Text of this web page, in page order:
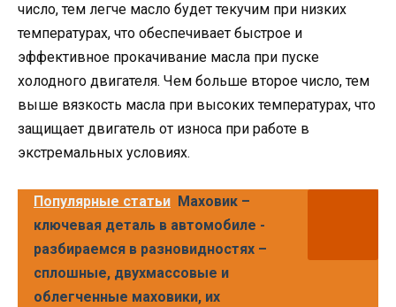
число, тем легче масло будет текучим при низких
температурах, что обеспечивает быстрое и
эффективное прокачивание масла при пуске
холодного двигателя. Чем больше второе число, тем
выше вязкость масла при высоких температурах, что
защищает двигатель от износа при работе в
экстремальных условиях.
Популярные статьи Маховик –
ключевая деталь в автомобиле -
разбираемся в разновидностях –
сплошные, двухмассовые и
облегченные маховики, их